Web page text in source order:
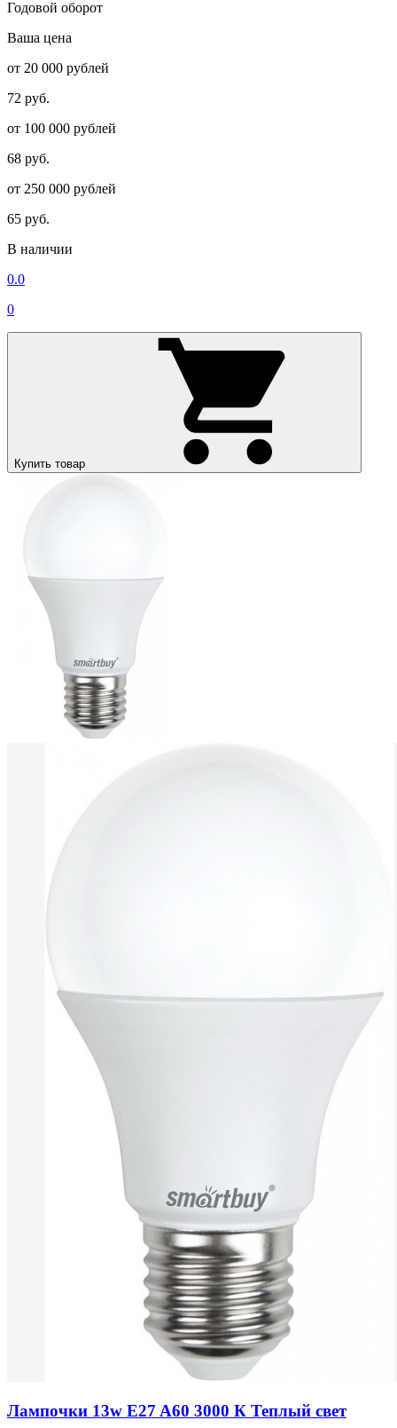
Годовой оборот
Ваша цена
от 20 000 рублей
72 руб.
от 100 000 рублей
68 руб.
от 250 000 рублей
65 руб.
В наличии
0.0
0
Купить товар
Лампочки 13w E27 A60 3000 К Теплый свет